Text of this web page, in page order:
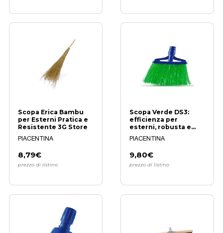
Scopa Erica Bambu
per Esterni Pratica e
Resistente 3G Store
PIACENTINA
8,79€
prezzo di listino
Scopa Verde DS3:
efficienza per
esterni, robusta e
PIACENTINA
9,80€
prezzo di listino